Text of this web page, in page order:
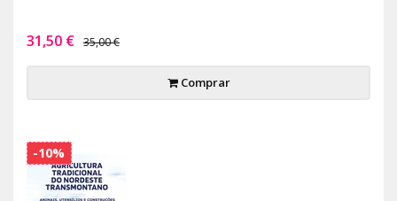
31,50 € 35,00 €
Comprar
-10%